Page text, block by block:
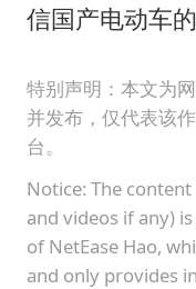
信国产电动车的
特别声明：本文为
并发布，仅代表该
台。
Notice: The
and videos if any)
of NetEase Hao,
and only provides